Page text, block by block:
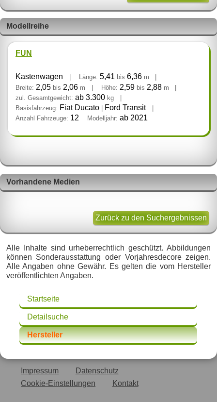
Modellreihe
FUN
Kastenwagen Länge: 5,41 bis 6,36 m
Breite: 2,05 bis 2,06 m | Höhe: 2,59 bis 2,88 m
|
zul. Gesamtgewicht: ab 3.300 kg
Basisfahrzeug: Fiat Ducato Ford Transit
Anzahl Fahrzeuge: 12 Modelljahr: ab 2021
Vorhandene Medien
Zurück zu den Suchergebnissen
Alle Inhalte sind urheberrechtlich geschützt. Abbildungen
können Sonderausstattung oder Vorjahresdecore zeigen.
Alle Angaben ohne Gewähr. Es gelten die vom Hersteller
veröffentlichten Angaben.
Startseite
Detailsuche
Hersteller
Impressum
Datenschutz
Cookie-Einstellungen
Kontakt